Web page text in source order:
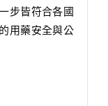
步皆符合各國
用藥安全與公